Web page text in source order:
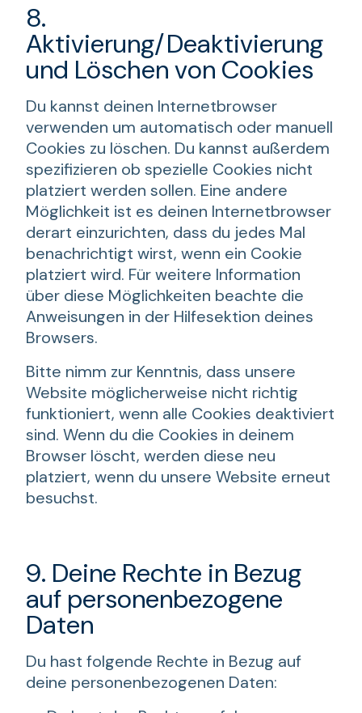
8.
Aktivierung/Deaktivierung
und Löschen von Cookies
Du kannst deinen Internetbrowser
verwenden um automatisch oder manuell
Cookies zu löschen. Du kannst außerdem
spezifizieren ob spezielle Cookies nicht
platziert werden sollen. Eine andere
Möglichkeit ist es deinen Internetbrowser
derart einzurichten, dass du jedes Mal
benachrichtigt wirst, wenn ein Cookie
platziert wird. Für weitere Information
über diese Möglichkeiten beachte die
Anweisungen in der Hilfesektion deines
Browsers.
Bitte nimm zur Kenntnis, dass unsere
Website möglicherweise nicht richtig
funktioniert, wenn alle Cookies deaktiviert
sind. Wenn du die Cookies in deinem
Browser löscht, werden diese neu
platziert, wenn du unsere Website erneut
besuchst.
9. Deine Rechte in Bezug
auf personenbezogene
Daten
Du hast folgende Rechte in Bezug auf
deine personenbezogenen Daten: